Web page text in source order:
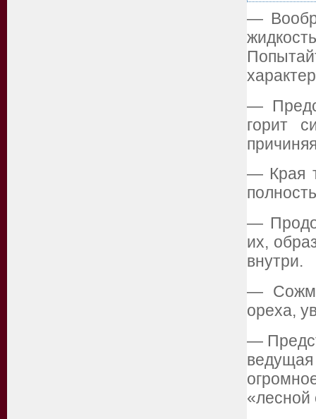
—
—
горит
— Края
—
их,
внутри.
—
ореха,
—
«лесной